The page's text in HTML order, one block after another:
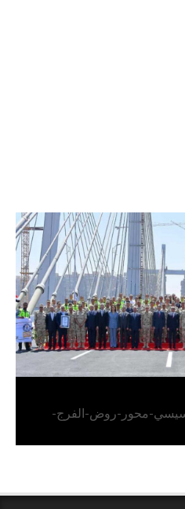
يفتتح محور روض الفرج
تحيا مصر
محور-روض-الفرج-